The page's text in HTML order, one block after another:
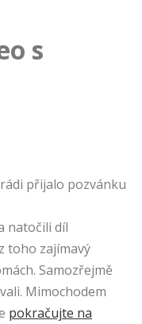
s
přijalo pozvánku
natočili díl
toho zajímavý
Samozřejmě
Mimochodem
pokračujte na